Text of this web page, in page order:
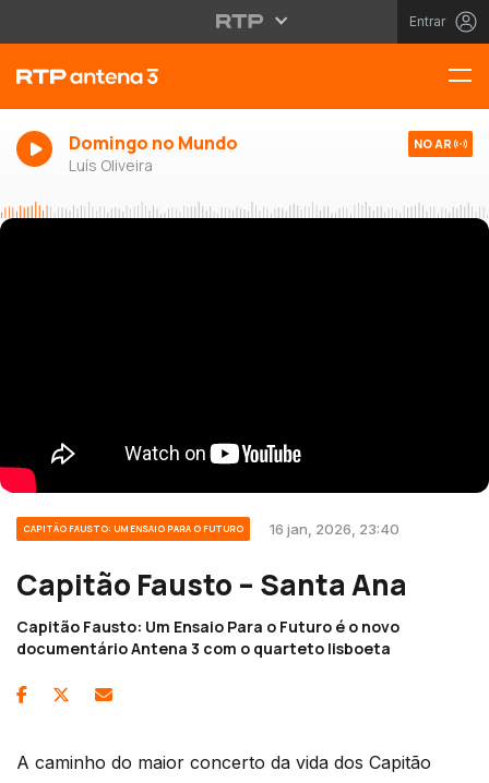
Entrar
Domingo no Mundo
Luís Oliveira
NO AR
CAPITÃO FAUSTO: UM ENSAIO PARA O FUTURO 16 jan, 2026, 23:40
Capitão Fausto – Santa Ana
Capitão Fausto: Um Ensaio Para o Futuro é o novo
documentário Antena 3 com o quarteto lisboeta
A caminho do maior concerto da vida dos Capitão